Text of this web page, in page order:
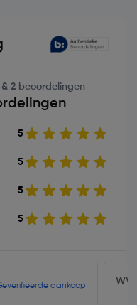
2 beoordelingen
5
5
5
5
aankoop WV